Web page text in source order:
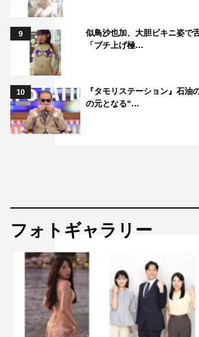
9
似鳥沙也加、大胆ビキニ姿
「ブチ上げ極…
10
『タモリステーション』石
の元となる“…
フォトギャラリー